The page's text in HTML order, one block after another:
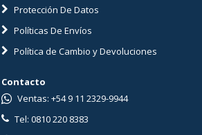
Protección De Datos
Políticas De Envíos
Política de Cambio y Devoluciones
Contacto
Ventas: +54 9 11 2329-9944
Tel: 0810 220 8383